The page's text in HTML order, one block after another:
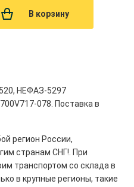
В корзину
НЕФАЗ-5297
078. Поставка в
регион России,
странам СНГ!. При
транспортом со склада в
в крупные регионы, такие